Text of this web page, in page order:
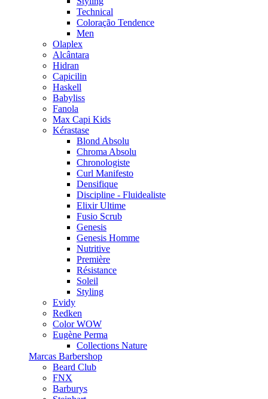
Technical
Coloração Tendence
Men
Olaplex
Alcântara
Hidran
Capicilin
Haskell
Babyliss
Fanola
Max Capi Kids
Kérastase
Blond Absolu
Chroma Absolu
Chronologiste
Curl Manifesto
Densifique
Discipline - Fluidealiste
Elixir Ultime
Fusio Scrub
Genesis
Genesis Homme
Nutritive
Première
Résistance
Soleil
Styling
Evidy
Redken
Color WOW
Eugène Perma
Collections Nature
Marcas Barbershop
Beard Club
FNX
Barburys